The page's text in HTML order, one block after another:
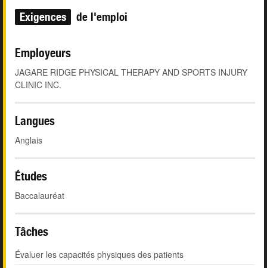
Exigences de l'emploi
Employeurs
JAGARE RIDGE PHYSICAL THERAPY AND SPORTS INJURY
CLINIC INC.
Langues
Anglais
Études
Baccalauréat
Tâches
Évaluer les capacités physiques des patients